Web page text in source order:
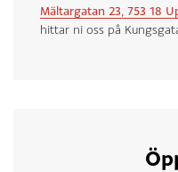
Mältargatan 23, 753 18
hittar ni oss på